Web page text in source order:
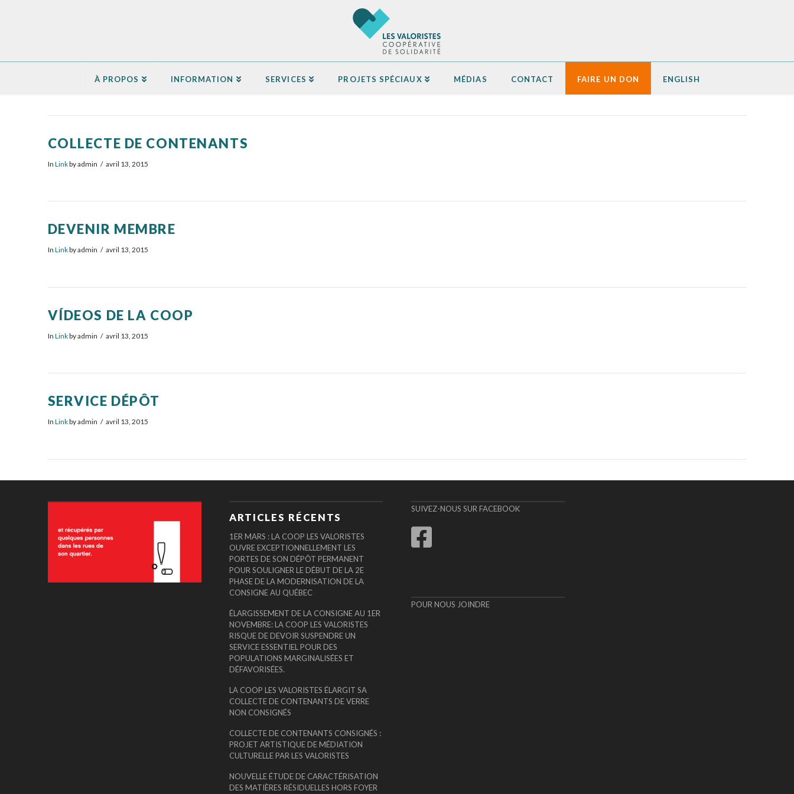
À PROPOS INFORMATION SERVICES PROJETS SPÉCIAUX MÉDIAS CONTACT FAIRE UN DON ENGLISH
COLLECTE DE CONTENANTS
In Linkby admin avril 13, 2015
DEVENIR MEMBRE
In Linkby admin avril 13, 2015
VÍDEOS DE LA COOP
In Linkby admin avril 13, 2015
SERVICE DÉPÔT
In Linkby admin avril 13, 2015
ARTICLES RÉCENTS
1ER MARS : LA COOP LES VALORISTES
OUVRE EXCEPTIONNELLEMENT LES
PORTES DE SON DÉPÔT PERMANENT
POUR SOULIGNER LE DÉBUT DE LA 2E
PHASE DE LA MODERNISATION DE LA
CONSIGNE AU QUÉBEC
ÉLARGISSEMENT DE LA CONSIGNE AU 1ER
NOVEMBRE: LA COOP LES VALORISTES
RISQUE DE DEVOIR SUSPENDRE UN
SERVICE ESSENTIEL POUR DES
POPULATIONS MARGINALISÉES ET
DÉFAVORISÉES.
LA COOP LES VALORISTES ÉLARGIT SA
COLLECTE DE CONTENANTS DE VERRE
NON CONSIGNÉS
COLLECTE DE CONTENANTS CONSIGNÉS :
PROJET ARTISTIQUE DE MÉDIATION
CULTURELLE PAR LES VALORISTES
NOUVELLE ÉTUDE DE CARACTÉRISATION
DES MATIÈRES RÉSIDUELLES HORS FOYER
SUIVEZ-NOUS SUR FACEBOOK
POUR NOUS JOINDRE